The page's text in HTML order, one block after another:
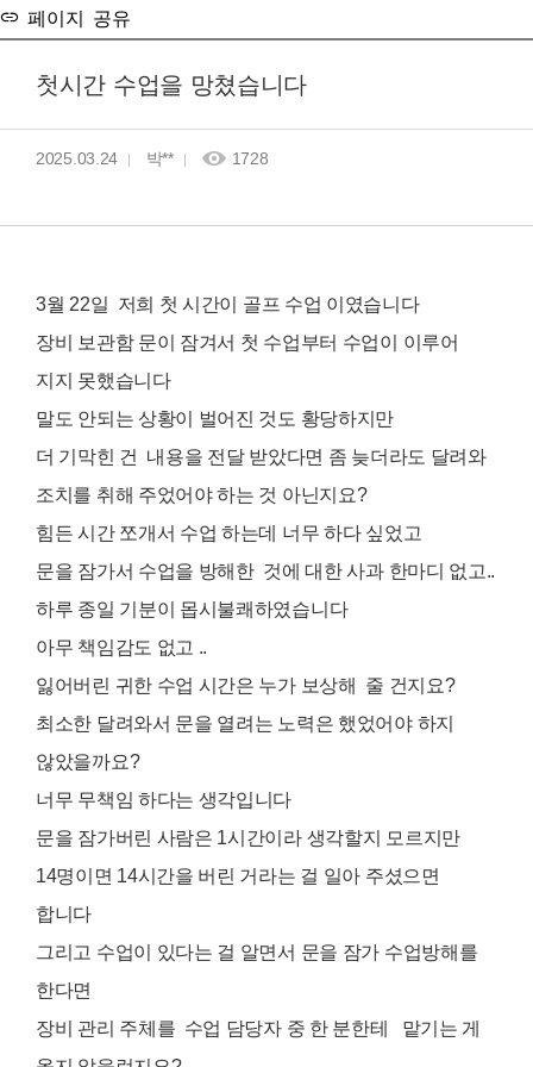
페이지 공유
첫시간 수업을 망쳤습니다
2025.03.24 박** 1728
3월 22일 저희 첫 시간이 골프 수업 이였습니다
장비 보관함 문이 잠겨서 첫 수업부터 수업이 이루어
지지 못했습니다
말도 안되는 상황이 벌어진 것도 황당하지만
더 기막힌 건 내용을 전달 받았다면 좀 늦더라도 달려와
조치를 취해 주었어야 하는 것 아닌지요?
힘든 시간 쪼개서 수업 하는데 너무 하다 싶었고
문을 잠가서 수업을 방해한 것에 대한 사과 한마디 없고..
하루 종일 기분이 몹시불쾌하였습니다
아무 책임감도 없고 ..
잃어버린 귀한 수업 시간은 누가 보상해 줄 건지요?
최소한 달려와서 문을 열려는 노력은 했었어야 하지
않았을까요?
너무 무책임 하다는 생각입니다
문을 잠가버린 사람은 1시간이라 생각할지 모르지만
14명이면 14시간을 버린 거라는 걸 일아 주셨으면
합니다
그리고 수업이 있다는 걸 알면서 문을 잠가 수업방해를
한다면
장비 관리 주체를 수업 담당자 중 한 분한테 맡기는 게